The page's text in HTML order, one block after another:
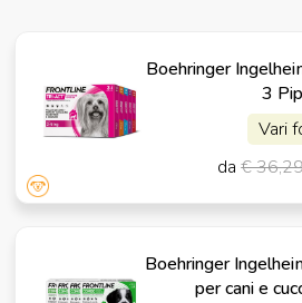
Boehringer
3
Vari
da€
Boehringer
per cani e